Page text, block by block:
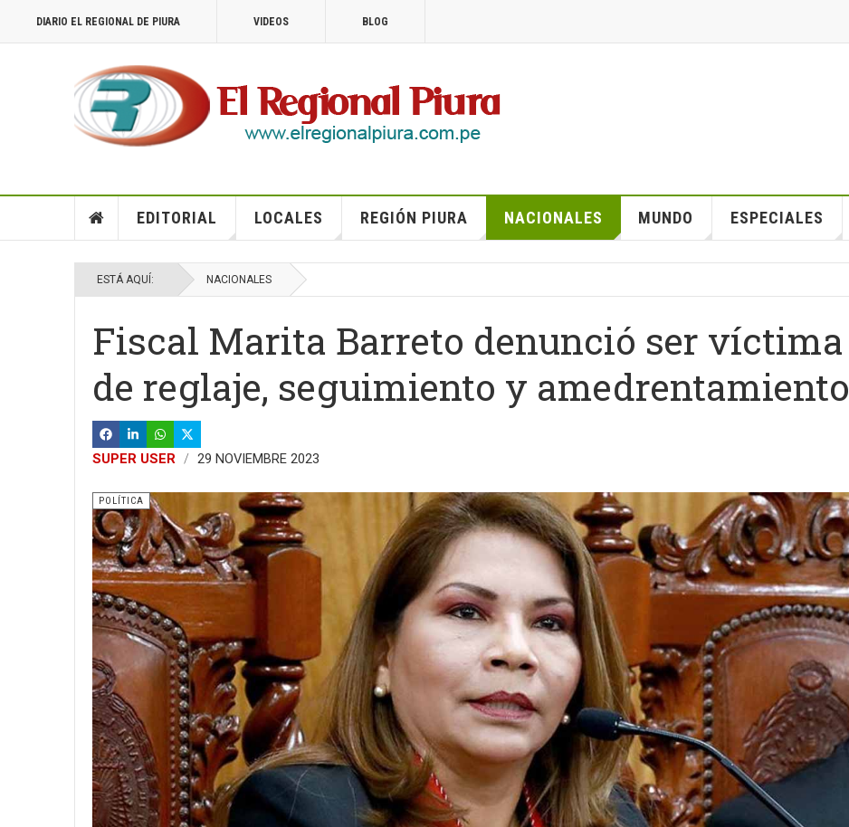
DIARIO EL REGIONAL DE PIURA VIDEOS BLOG
EDITORIAL LOCALES REGIÓN PIURA NACIONALES MUNDO ESPECIALES
ESTÁ AQUÍ: NACIONALES
Fiscal Marita Barreto denunció ser víctima
de reglaje, seguimiento y amedrentamiento
SUPER USER 29 NOVIEMBRE 2023
POLÍTICA